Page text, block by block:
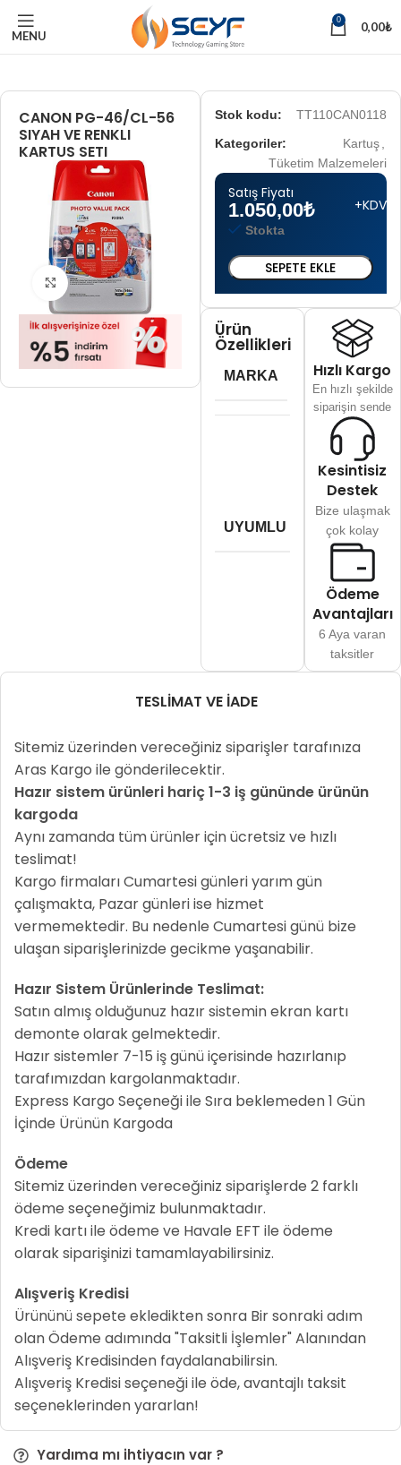
MENU
0 0,00₺
CANON PG-46/CL-56
SIYAH VE RENKLI
KARTUS SETI
Tam boyut için tıklayın
Stok kodu:
TT110CAN0118
Kategoriler:
Kartuş
Tüketim Malzemeleri
Satış Fiyatı
1.050,00₺ +KDV
Stokta
SEPETE EKLE
Ürün
Özellikleri
MARKA Canon
UYUMLU YAZICILAR
Hızlı Kargo
En hızlı şekilde
siparişin sende
Kesintisiz
Destek
Bize ulaşmak
çok kolay
Ödeme
Avantajları
6 Aya varan
taksitler
TESLIMAT VE İADE
Sitemiz üzerinden vereceğiniz siparişler tarafınıza
Aras Kargo ile gönderilecektir.
Hazır sistem ürünleri hariç 1-3 iş gününde ürünün
kargoda
Aynı zamanda tüm ürünler için ücretsiz ve hızlı
teslimat!
Kargo firmaları Cumartesi günleri yarım gün
çalışmakta, Pazar günleri ise hizmet
vermemektedir. Bu nedenle Cumartesi günü bize
ulaşan siparişlerinizde gecikme yaşanabilir.
Hazır Sistem Ürünlerinde Teslimat:
Satın almış olduğunuz hazır sistemin ekran kartı
demonte olarak gelmektedir.
Hazır sistemler 7-15 iş günü içerisinde hazırlanıp
tarafımızdan kargolanmaktadır.
Express Kargo Seçeneği ile Sıra beklemeden 1 Gün
İçinde Ürünün Kargoda
Ödeme
Sitemiz üzerinden vereceğiniz siparişlerde 2 farklı
ödeme seçeneğimiz bulunmaktadır.
Kredi kartı ile ödeme ve Havale EFT ile ödeme
olarak siparişinizi tamamlayabilirsiniz.
Alışveriş Kredisi
Ürününü sepete ekledikten sonra Bir sonraki adım
olan Ödeme adımında "Taksitli İşlemler" Alanından
Alışveriş Kredisinden faydalanabilirsin.
Alışveriş Kredisi seçeneği ile öde, avantajlı taksit
seçeneklerinden yararlan!
Yardıma mı ihtiyacın var ?